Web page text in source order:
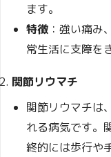
ます。
特徴：強い痛み
常生活に支障を
関節リウマチ
関節リウマチは
れる病気です。
終的には歩行や